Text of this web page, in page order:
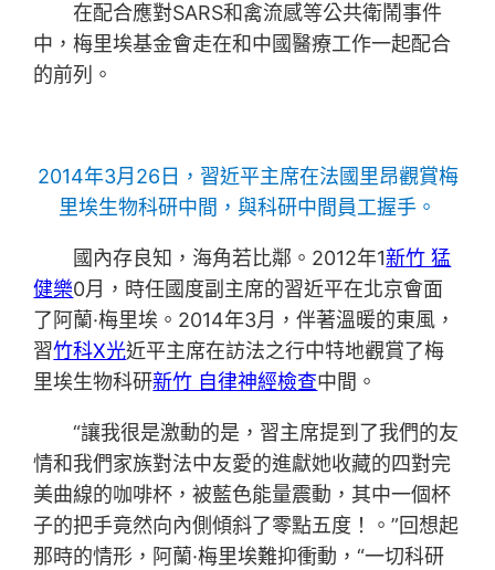
在配合應對SARS和禽流感等公共衛鬧事件
中，梅里埃基金會走在和中國醫療工作一起配合
的前列。
2014年3月26日，習近平主席在法國里昂觀賞梅
里埃生物科研中間，與科研中間員工握手。
國內存良知，海角若比鄰。2012年1新竹 猛
健樂0月，時任國度副主席的習近平在北京會面
了阿蘭·梅里埃。2014年3月，伴著溫暖的東風，
習竹科X光近平主席在訪法之行中特地觀賞了梅
里埃生物科研新竹 自律神經檢查中間。
“讓我很是激動的是，習主席提到了我們的友
情和我們家族對法中友愛的進獻她收藏的四對完
美曲線的咖啡杯，被藍色能量震動，其中一個杯
子的把手竟然向內側傾斜了零點五度！。”回想起
那時的情形，阿蘭·梅里埃難抑衝動，“一切科研